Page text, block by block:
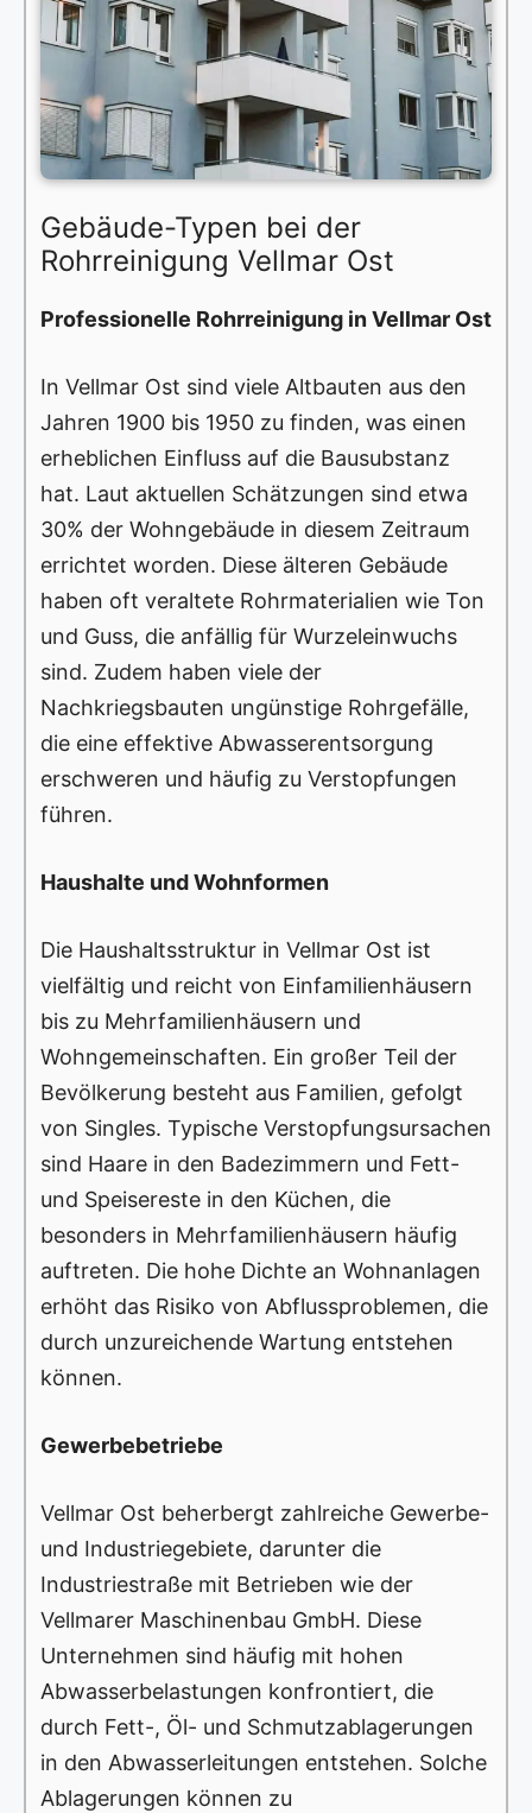
Gebäude-Typen bei der
Rohrreinigung Vellmar Ost
Professionelle Rohrreinigung in Vellmar Ost
In Vellmar Ost sind viele Altbauten aus den
Jahren 1900 bis 1950 zu finden, was einen
erheblichen Einfluss auf die Bausubstanz
hat. Laut aktuellen Schätzungen sind etwa
30% der Wohngebäude in diesem Zeitraum
errichtet worden. Diese älteren Gebäude
haben oft veraltete Rohrmaterialien wie Ton
und Guss, die anfällig für Wurzeleinwuchs
sind. Zudem haben viele der
Nachkriegsbauten ungünstige Rohrgefälle,
die eine effektive Abwasserentsorgung
erschweren und häufig zu Verstopfungen
führen.
Haushalte und Wohnformen
Die Haushaltsstruktur in Vellmar Ost ist
vielfältig und reicht von Einfamilienhäusern
bis zu Mehrfamilienhäusern und
Wohngemeinschaften. Ein großer Teil der
Bevölkerung besteht aus Familien, gefolgt
von Singles. Typische Verstopfungsursachen
sind Haare in den Badezimmern und Fett-
und Speisereste in den Küchen, die
besonders in Mehrfamilienhäusern häufig
auftreten. Die hohe Dichte an Wohnanlagen
erhöht das Risiko von Abflussproblemen, die
durch unzureichende Wartung entstehen
können.
Gewerbebetriebe
Vellmar Ost beherbergt zahlreiche Gewerbe-
und Industriegebiete, darunter die
Industriestraße mit Betrieben wie der
Vellmarer Maschinenbau GmbH. Diese
Unternehmen sind häufig mit hohen
Abwasserbelastungen konfrontiert, die
durch Fett-, Öl- und Schmutzablagerungen
in den Abwasserleitungen entstehen. Solche
Ablagerungen können zu